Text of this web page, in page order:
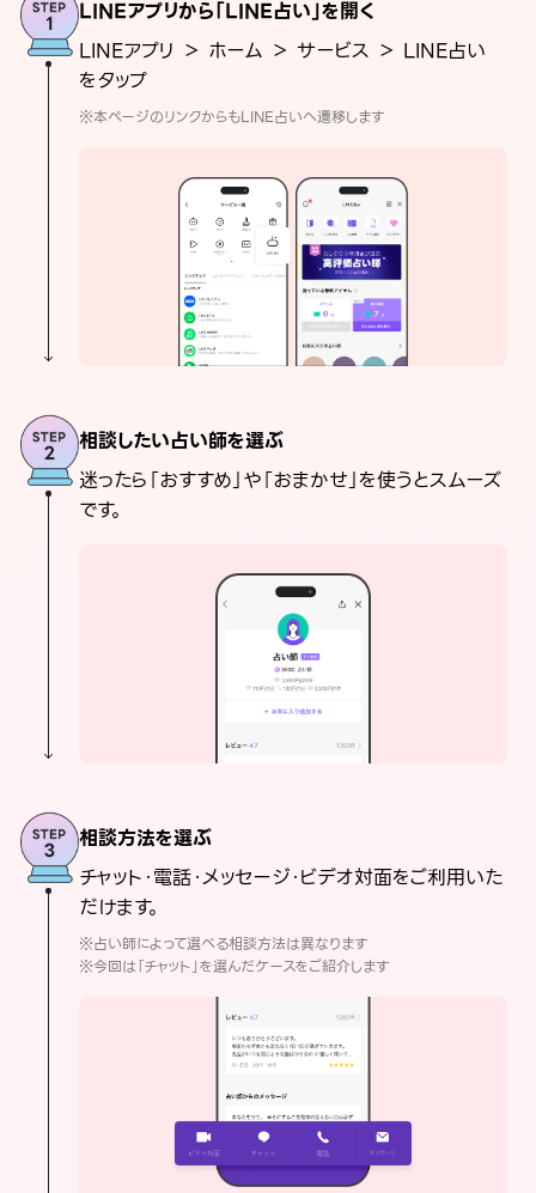
LINEアプリから「LINE占い」を開く
LINEアプリ ＞ ホーム ＞ サービス ＞ LINE占い
をタップ
※本ページのリンクからもLINE占いへ遷移します
相談したい占い師を選ぶ
迷ったら「おすすめ」や「おまかせ」を使うとスムーズ
です。
相談方法を選ぶ
チャット・電話・メッセージ・ビデオ対面をご利用いた
だけます。
※占い師によって選べる相談方法は異なります
※今回は「チャット」を選んだケースをご紹介します